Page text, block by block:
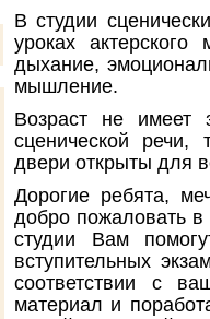
В студии
уроках актерского
дыхание,
мышление.
Возраст не имеет
сценической речи,
двери открыты для
Дорогие ребята,
добро пожаловать
студии Вам
вступительных
соответствии с
материал и